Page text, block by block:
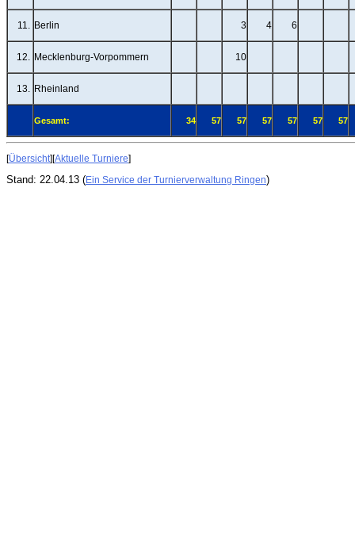
11. Berlin 3 4 6
12. Mecklenburg-Vorpommern 10
13. Rheinland
Gesamt: 34 57 57 57 57 57 57
[Übersicht][Aktuelle Turniere]
Stand: 22.04.13 (Ein Service der Turnierverwaltung Ringen)